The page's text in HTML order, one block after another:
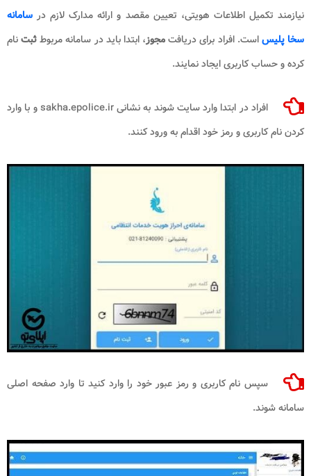
نیازمند تکمیل اطلاعات هویتی، تعیین مقصد و ارائه مدارک لازم در سامانه
سخا پلیساست. افراد برای دریافتمجوز، ابتدا باید در سامانه مربوطثبتنام
کرده و حساب کاربری ایجاد نمایند.
افراد در ابتدا وارد سایت شوند به نشانی sakha.epolice.ir و با وارد
کردن نام کاربری و رمز خود اقدام به ورود کنند.
سپس نام کاربری و رمز عبور خود را وارد کنید تا وارد صفحه اصلی
سامانه شوند.